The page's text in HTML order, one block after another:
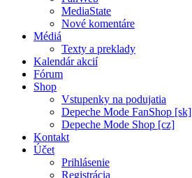
MediaState
Nové komentáre
Médiá
Texty a preklady
Kalendár akcií
Fórum
Shop
Vstupenky na podujatia
Depeche Mode FanShop [sk]
Depeche Mode Shop [cz]
Kontakt
Účet
Prihlásenie
Registrácia